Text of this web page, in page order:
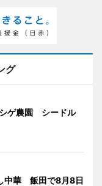
グ
ゲ農園 シードル
中華 飯田で8月8日